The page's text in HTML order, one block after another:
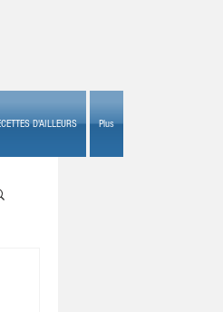
D'AILLEURS Plus